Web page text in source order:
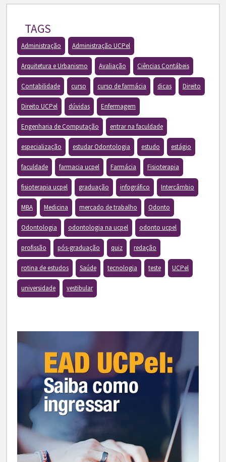
TAGS
Administração Administração UCPel
Arquitetura e Urbanismo Avaliação Ciências Contábeis
Contabilidade curso curso de farmácia dicas Direito
Direito UCPel dúvidas Enfermagem
Engenharia de Computação entrar na faculdade
especialização estudar Odontologia estudo estágio
faculdade farmacia ucpel Farmácia Fisioterapia
fisioterapia ucpel graduação infográfico Intercâmbio
MBA Medicina mercado de trabalho Odonto
Odontologia odontologia na ucpel odonto ucpel
profissão pós-graduação quiz redação
rotina de estudos Saúde tecnologia teste UCPel
universidade vestibular